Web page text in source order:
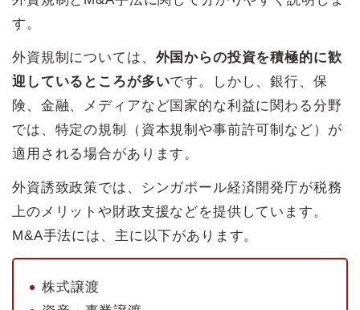
す。
外資規制については、 外国からの投資を積極的に歓
迎しているところが多いです。しかし、銀行、保
険、金融、メディアなど国家的な利益に関わる分野
では、特定の規制（資本規制や事前許可制など）が
適用される場合があります。
外資誘致政策では、シンガポール経済開発庁が税務
上のメリットや財政支援などを提供しています。
M&A手法には、主に以下があります。
株式譲渡